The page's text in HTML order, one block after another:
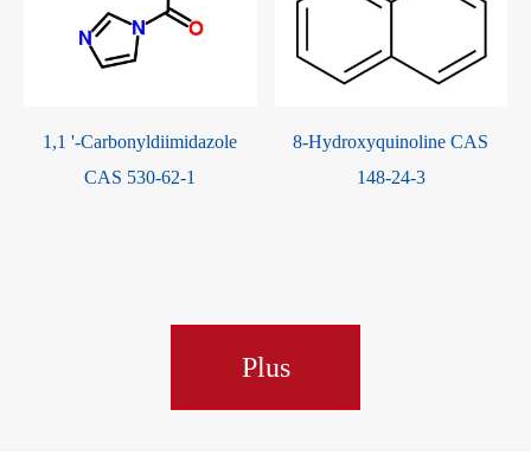
1,1 '-Carbonyldiimidazole
CAS 530-62-1
8-Hydroxyquinoline CAS
148-24-3
Plus